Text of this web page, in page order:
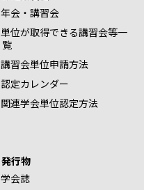
年会・講習会
単位が取得できる講習会等一
覧
講習会単位申請方法
認定カレンダー
関連学会単位認定方法
発行物
学会誌